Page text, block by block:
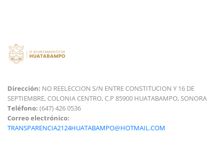
Dirección: NO REELECCION S/N ENTRE CONSTITUCION Y 16 DE
SEPTIEMBRE, COLONIA CENTRO, C.P 85900 HUATABAMPO, SONORA
Teléfono: (647) 426 0536
Correo electrónico:
TRANSPARENCIA2124HUATABAMPO@HOTMAIL.COM